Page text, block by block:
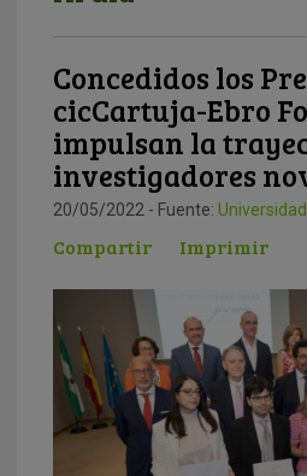
Concedidos los
cicCartuja-Ebro
impulsan la
investigadores
20/05/2022 - Fuente:
Compartir Imprimir